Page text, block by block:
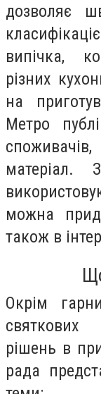
дозволяє
випічка,
різних
на
Метро
матеріал.
можна
також в
Окрім
рішень в
рада